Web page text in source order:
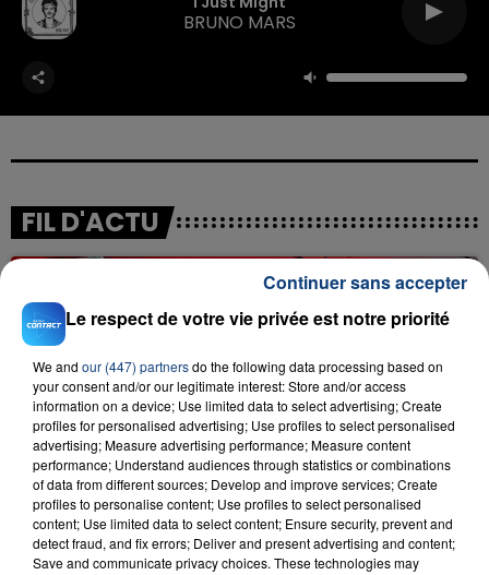
BRUNO MARS
FIL D'ACTU
23 juillet 2026
INCENDIE MORTEL À LENS : UNE FEMME ET
SON BÉBÉ ENTRE LA VIE ET LA...
Un homme s'est immolé par le feu après avoir
aspergé sa compagne et leur bébé de trois mois
d'un liquide inflammable.
Le respect de votre vie privée est notre priorité
We and our (447) partnersdo the following data processing based on
your consent and/or our legitimate interest: Store and/or access
information on a device; Use limited data to select advertising; Create
profiles for personalised advertising; Use profiles to select personalised
advertising; Measure advertising performance; Measure content
performance; Understand audiences through statistics or combinations
of data from different sources; Develop and improve services; Create
profiles to personalise content; Use profiles to select personalised
content; Use limited data to select content; Ensure security, prevent and
detect fraud, and fix errors; Deliver and present advertising and content;
Save and communicate privacy choices. These technologies may
Continuer sans accepter